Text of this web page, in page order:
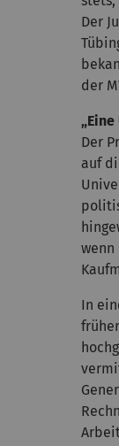
Der
der
Der
auf
wenn
In